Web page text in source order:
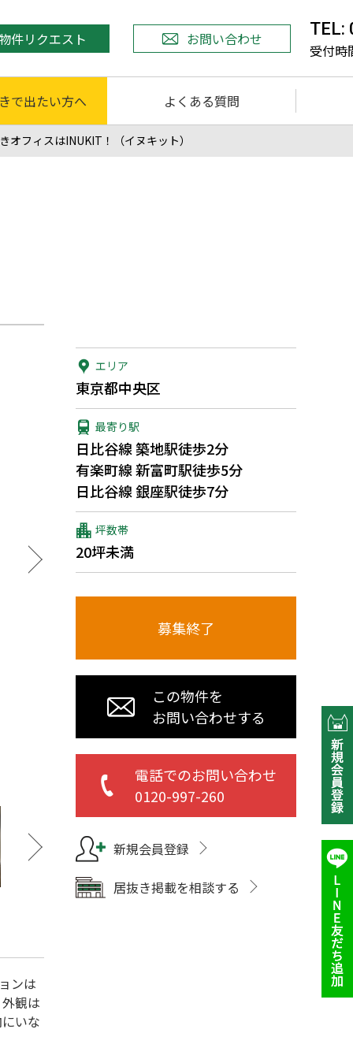
件リクエスト お問い合わせ TEL:
受付時
で出たい方へ よくある質問
フィスはINUKIT！（イヌキット）
ンは
観は
いな
エリア
東京都中央区
最寄り駅
日比谷線 築地駅徒歩2分
有楽町線 新富町駅徒歩5分
日比谷線 銀座駅徒歩7分
坪数帯
20坪未満
募集終了
この物件を
お問い合わせする
電話でのお問い合わせ
0120-997-260
新規会員登録
居抜き掲載を相談する